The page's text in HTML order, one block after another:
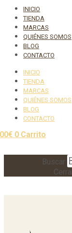
INICIO
TIENDA
MARCAS
QUIÉNES SOMOS
BLOG
CONTACTO
INICIO
TIENDA
MARCAS
QUIÉNES SOMOS
BLOG
CONTACTO
€ 0 Carrito
Buscar